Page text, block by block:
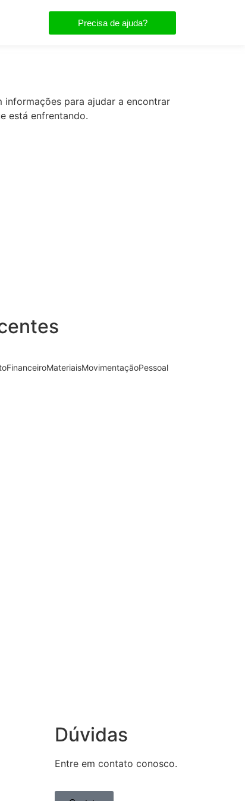
Precisa de ajuda?
informações para ajudar a encontrar
está enfrentando.
FinanceiroMateriaisMovimentaçãoPessoal
Dúvidas
Entre em contato conosco.